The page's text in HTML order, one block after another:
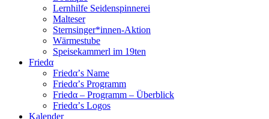
Lernhilfe Seidenspinnerei
Malteser
Sternsinger*innen-Aktion
Wärmestube
Speisekammerl im 19ten
Friedα
Friedα’s Name
Friedα’s Programm
Friedα – Programm – Überblick
Friedα’s Logos
Kalender